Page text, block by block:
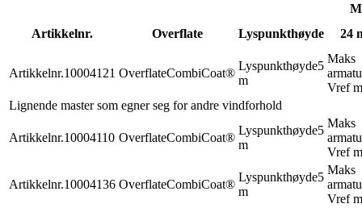
Artikkelnr.
Overflate Lyspunkthøyde 24
Artikkelnr.10004121 OverflateCombiCoat®
Lyspunkthøyde5
m
Maks
Vref
Lignende master som egner seg for andre vindforhold
Artikkelnr.10004110 OverflateCombiCoat®
Lyspunkthøyde5
m
Maks
Vref
Artikkelnr.10004136 OverflateCombiCoat®
Lyspunkthøyde5
m
Maks
Vref